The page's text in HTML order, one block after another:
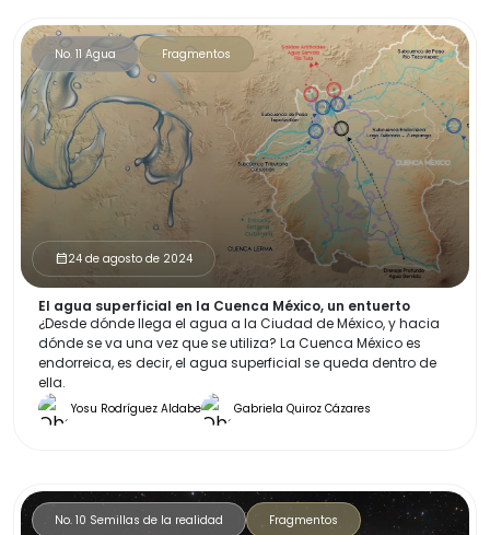
No. 11 Agua Fragmentos
calendar_month24 de agosto de 2024
El agua superficial en la Cuenca México, un entuerto
¿Desde dónde llega el agua a la Ciudad de México, y hacia
dónde se va una vez que se utiliza? La Cuenca México es
endorreica, es decir, el agua superficial se queda dentro de
ella.
Yosu Rodríguez Aldabe Gabriela Quiroz Cázares
No. 10 Semillas de la realidad Fragmentos